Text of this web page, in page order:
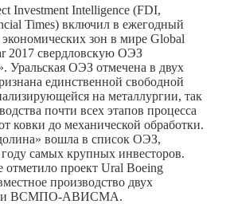
Investment Intelligence (FDI,
Times) включил в ежегодный
зон в мире Global
2017 свердловскую ОЭЗ
Уральская ОЭЗ отмечена в двух
единственной свободной
на металлургии, так
почти всех этапов процесса
ковки до механической обработки.
вошла в список ОЭЗ,
самых крупных инвесторов.
отметило проект Ural Boeing
производство двух
и ВСМПО-АВИСМА.